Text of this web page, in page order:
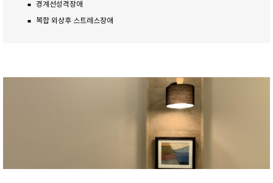
■ 경계선성격장애
■ 복합 외상후 스트레스장애